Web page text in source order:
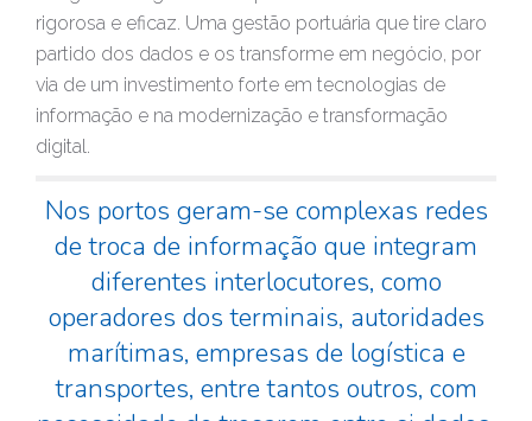
rigorosa e eficaz. Uma gestão portuária que tire claro
partido dos dados e os transforme em negócio, por
via de um investimento forte em tecnologias de
informação e na modernização e transformação
digital.
Nos portos geram-se complexas redes
de troca de informação que integram
diferentes interlocutores, como
operadores dos terminais, autoridades
marítimas, empresas de logística e
transportes, entre tantos outros, com